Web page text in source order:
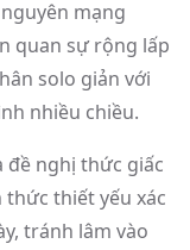
mạng
quan sự rộng lấp
solo giản với
nhiều chiều.
đề nghị thức giấc
thiết yếu xác
tránh lâm vào